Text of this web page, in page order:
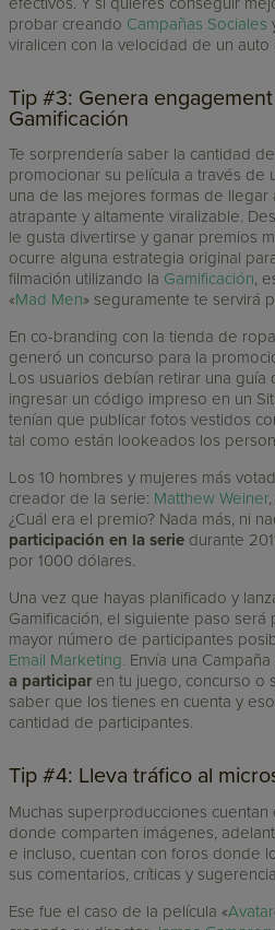
probar creando Campañas Sociales
viralicen con la velocidad de un auto
Tip #3: Genera
Gamificación
Te sorprendería saber la cantidad
promocionar su película a través de
una de las mejores formas de llegar
atrapante y altamente viralizable.
le gusta divertirse y ganar premios
ocurre alguna estrategia original
filmación utilizando la Gamificación,
«Mad Men» seguramente te servirá
En co-branding con la tienda de
generó un concurso para la
Los usuarios debían retirar una
ingresar un código impreso en un
tenían que publicar fotos vestidos
tal como están lookeados los
Los 10 hombres y mujeres más
creador de la serie: Matthew Weiner
¿Cuál era el premio? Nada más, ni
participación en la serie durante
por 1000 dólares.
Una vez que hayas planificado y
Gamificación, el siguiente paso
mayor número de participantes
Email Marketing. Envía una
a participar en tu juego, concurso o
saber que los tienes en cuenta y
cantidad de participantes.
Tip #4: Lleva tráfico al
Muchas superproducciones
donde comparten imágenes,
e incluso, cuentan con foros donde
sus comentarios, críticas y
Ese fue el caso de la película «Avatar